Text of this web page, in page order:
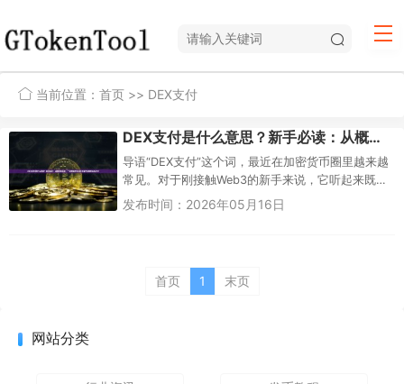
当前位置： 首页 >> DEX支付
DEX支付是什么意思？新手必读：从概念到实操，一文看懂去中心化交易平台如何完成支付
导语“DEX支付”这个词，最近在加密货币圈里越来越
常见。对于刚接触Web3的新手来说，它听起来既新
鲜又有些费解——DEX不是交易所吗，怎么还能用来
发布时间：2026年05月16日
首页 1 末页
网站分类